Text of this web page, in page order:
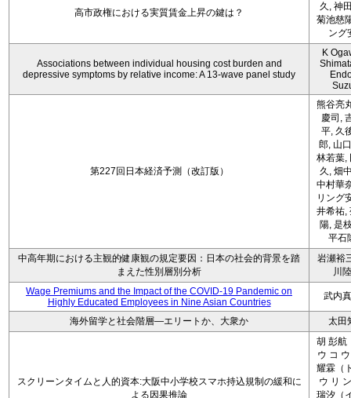
高市政権における実質賃金上昇の鍵は？
久, 神
菊池慈
ング
Associations between individual housing cost burden and
depressive symptoms by relative income: A 13-wave panel study
K
第227回日本経済予測（改訂版）
熊谷亮
慶司,
平, 久
郎, 山
林若葉,
久, 畑
中村華
リング
井希祐,
陽, 是
平石
中高年期における主観的健康観の規定要因：日本の社会的背景を踏
まえた性別層別分析
岩瀬裕
川
Wage Premiums and the Impact of the COVID‑19 Pandemic on
Highly Educated Employees in Nine Asian Countries
武内
海外留学と社会階層―エリートか、大衆か 太田
スクリーンタイムと人的資本:大阪中小学校スマホ持込規制の緩和に
よる因果推論
胡 彭航
ウ コ
耀霖（
ウ リ
瑞汐（